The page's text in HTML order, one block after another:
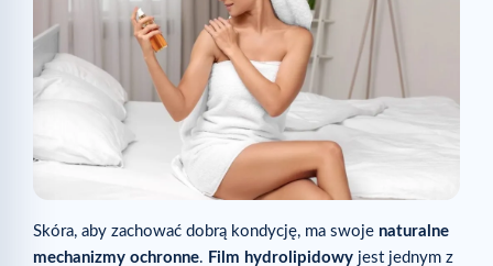
Skóra, aby zachować dobrą kondycję, ma swoje naturalne
mechanizmy ochronne. Film hydrolipidowy jest jednym z